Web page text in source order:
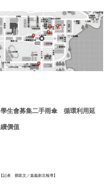
學生會募集二手雨傘 循環利用延
續價值
【記者 鄧凱文／嘉義新北報導】